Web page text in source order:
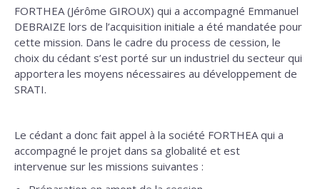
FORTHEA (Jérôme GIROUX) qui a accompagné Emmanuel
DEBRAIZE lors de l’acquisition initiale a été mandatée pour
cette mission. Dans le cadre du process de cession, le
choix du cédant s’est porté sur un industriel du secteur qui
apportera les moyens nécessaires au développement de
SRATI.
Le cédant a donc fait appel à la société FORTHEA qui a
accompagné le projet dans sa globalité et est
intervenue sur les missions suivantes :